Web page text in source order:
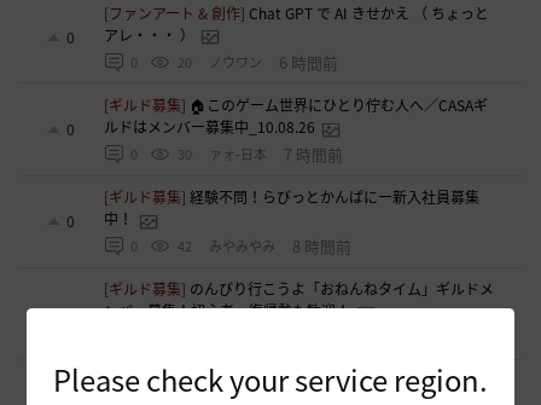
Please check your service region.
0
[ファンアート & 創作] Chat GPT で AI きせかえ （ ちょっと
アレ・・・ ）
0 20 ノウワン 6 時間前
0
[ギルド募集] 🏠このゲーム世界にひとり佇む人へ／CASAギ
ルドはメンバー募集中_10.08.26
0 30 ァォ-日本 7 時間前
0
[ギルド募集]経験不問！らびっとかんぱにー新入社員募集
中！
0 42 みやみやみ 8 時間前
1
[ギルド募集] のんびり行こうよ「おねんねタイム」ギルドメ
ンバー募集！初心者・復帰勢も歓迎！
[意見掲示板]被害者と処置を受けた方が話し合える場の新設